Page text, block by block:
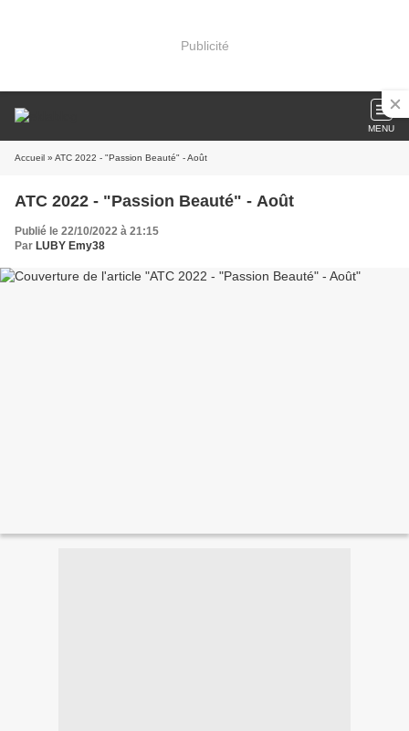
Publicité
MENU
Accueil » ATC 2022 - "Passion Beauté" - Août
ATC 2022 - "Passion Beauté" - Août
Publié le 22/10/2022 à 21:15
Par LUBY Emy38